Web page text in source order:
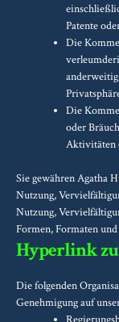
Patente
Die
Die
oder
Aktivitäten
Sie gewähren Agatha
Nutzung,
Nutzung,
Formen, Formaten
Hyperlink
Die folgenden
Genehmigung auf